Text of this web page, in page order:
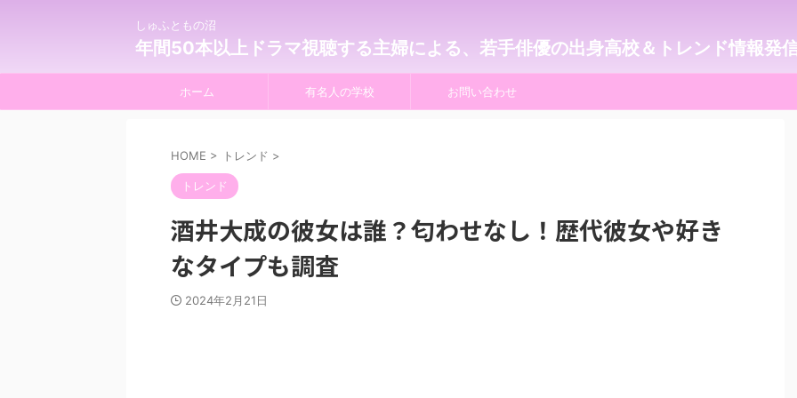
しゅふともの沼
年間50本以上ドラマ視聴する主婦による、若手俳優の出身高校＆トレンド情報発
ホーム 有名人の学校 お問い合わせ
HOME > トレンド >
トレンド
酒井大成の彼女は誰？匂わせなし！歴代彼女や好き
なタイプも調査
2024年2月21日